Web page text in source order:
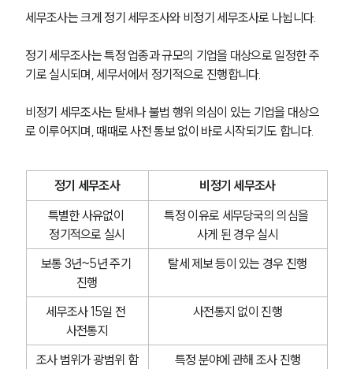
세무조사는 크게 정기 세무조사와 비정기 세무조사로 나뉩니다.
정기 세무조사는 특정 업종과 규모의 기업을 대상으로 일정한 주
기로 실시되며, 세무서에서 정기적으로 진행합니다.
비정기 세무조사는 탈세나 불법 행위 의심이 있는 기업을 대상으
로 이루어지며, 때때로 사전 통보 없이 바로 시작되기도 합니다.
정기 세무조사
비정기 세무조사
특별한 사유없이
정기적으로 실시
특정 이유로 세무당국의 의심을
사게 된 경우 실시
보통 3년~5년 주기
진행
탈세 제보 등이 있는 경우 진행
세무조사 15일 전
사전통지
사전통지 없이 진행
조사 범위가 광범위 함 특정 분야에 관해 조사 진행